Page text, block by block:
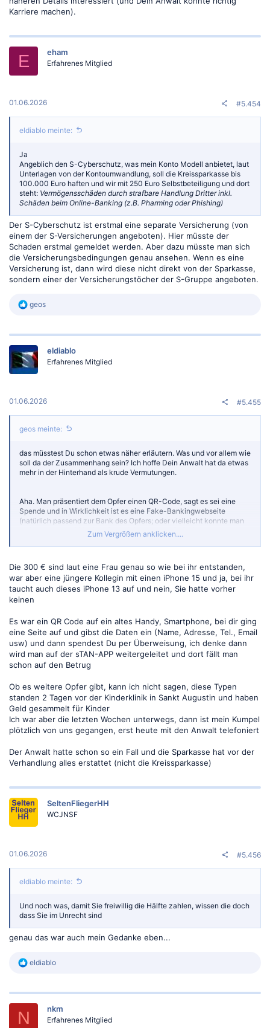
Karriere machen).
E eham
Erfahrenes Mitglied
01.06.2026 #5.454
eldiablo meinte:
Ja
Angeblich den S-Cyberschutz, was mein Konto Modell anbietet, laut
Unterlagen von der Kontoumwandlung, soll die Kreissparkasse bis
100.000 Euro haften und wir mit 250 Euro Selbstbeteiligung und dort
steht: Vermögensschäden durch strafbare Handlung Dritter inkl.
Schäden beim Online-Banking (z.B. Pharming oder Phishing)
Der S-Cyberschutz ist erstmal eine separate Versicherung (von
einem der S-Versicherungen angeboten). Hier müsste der
Schaden erstmal gemeldet werden. Aber dazu müsste man sich
die Versicherungsbedingungen genau ansehen. Wenn es eine
Versicherung ist, dann wird diese nicht direkt von der Sparkasse,
sondern einer der Versicherungstöcher der S-Gruppe angeboten.
R
k
i
o
n
:
geos
eldiablo
Erfahrenes Mitglied
01.06.2026 #5.455
geos meinte:
das müsstest Du schon etwas näher erläutern. Was und vor allem wie
soll da der Zusammenhang sein? Ich hoffe Dein Anwalt hat da etwas
mehr in der Hinterhand als krude Vermutungen.
Aha. Man präsentiert dem Opfer einen QR-Code, sagt es sei eine
Spende und in Wirklichkeit ist es eine Fake-Bankingwebseite
(natürlich passend zur Bank des Opfers; oder vielleicht konnte man
da ja auch auswählen), auf der sich dann das Opfer brav einloggt und
dann noch eine Kopplung mit einer TAN die Kopplung eines weiteren,
fremden Gerätes freigibt?
fällt.
Und wie entstand der Schaden über 300 €?
Nein, sie kennen nur sich mit bisherigen Urteilen aus und kalkulieren
ihre Chancen.
Wenn Du das erhärten kannst, wären sehr, sehr viele Leute an
näheren Details interessiert (und Dein Anwalt könnte richtig Karriere
machen).
Zum Vergrößern anklicken....
Die 300 € sind laut eine Frau genau so wie bei ihr entstanden,
war aber eine jüngere Kollegin mit einen iPhone 15 und ja, bei ihr
taucht auch dieses iPhone 13 auf und nein, Sie hatte vorher
keinen
Es war ein QR Code auf ein altes Handy, Smartphone, bei dir ging
eine Seite auf und gibst die Daten ein (Name, Adresse, Tel., Email
usw) und dann spendest Du per Überweisung, ich denke dann
wird man auf der sTAN-APP weitergeleitet und dort fällt man
schon auf den Betrug
Ob es weitere Opfer gibt, kann ich nicht sagen, diese Typen
standen 2 Tagen vor der Kinderklinik in Sankt Augustin und haben
Geld gesammelt für Kinder
Ich war aber die letzten Wochen unterwegs, dann ist mein Kumpel
plötzlich von uns gegangen, erst heute mit den Anwalt telefoniert
Der Anwalt hatte schon so ein Fall und die Sparkasse hat vor der
Verhandlung alles erstattet (nicht die Kreissparkasse)
SeltenFliegerHH
WCJNSF
01.06.2026 #5.456
eldiablo meinte:
Und noch was, damit Sie freiwillig die Hälfte zahlen, wissen die doch
dass Sie im Unrecht sind
genau das war auch mein Gedanke eben...
R
k
eldiablo
N nkm
Erfahrenes Mitglied